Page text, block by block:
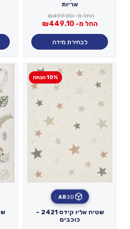
אריות
החל מ- ₪499.00
החל מ- ₪449.10
לבחירת מידה
10% הנחה
3D
AR
שטיח אליו קידס 2421 –
כוכבים